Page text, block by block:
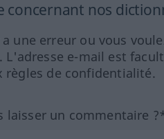
nos
une erreur ou vous
e-mail est
règles de confidentialité.
laisser un commentaire